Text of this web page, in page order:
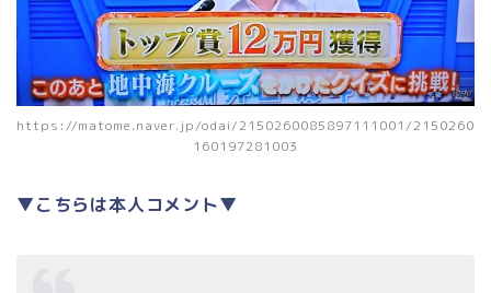
https://matome.naver.jp/odai/2150260085897111001/2150260
160197281003
▼こちらは本人コメント▼